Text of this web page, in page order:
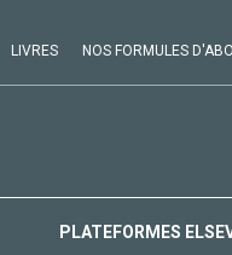
LIVRES NOS FORMULES
PLATEFORMES